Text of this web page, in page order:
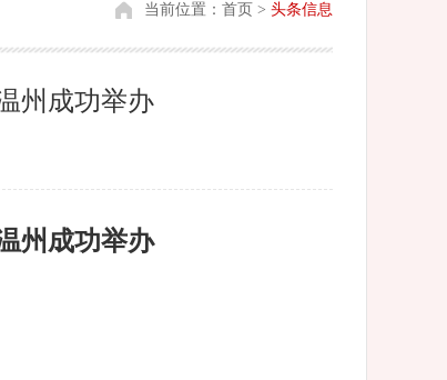
当前位置： 首页 > 头条信息
州成功举办
州成功举办